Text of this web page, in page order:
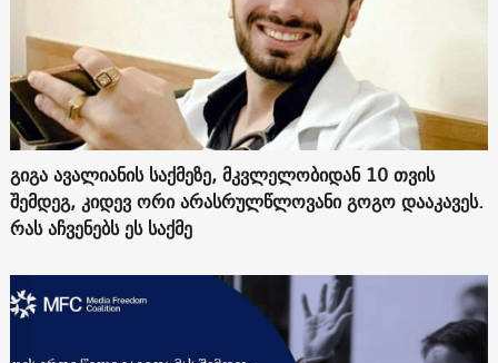
გიგა ავალიანის საქმეზე, მკვლელობიდან 10 თვის
შემდეგ, კიდევ ორი არასრულწლოვანი გოგო დააკავეს.
რას აჩვენებს ეს საქმე